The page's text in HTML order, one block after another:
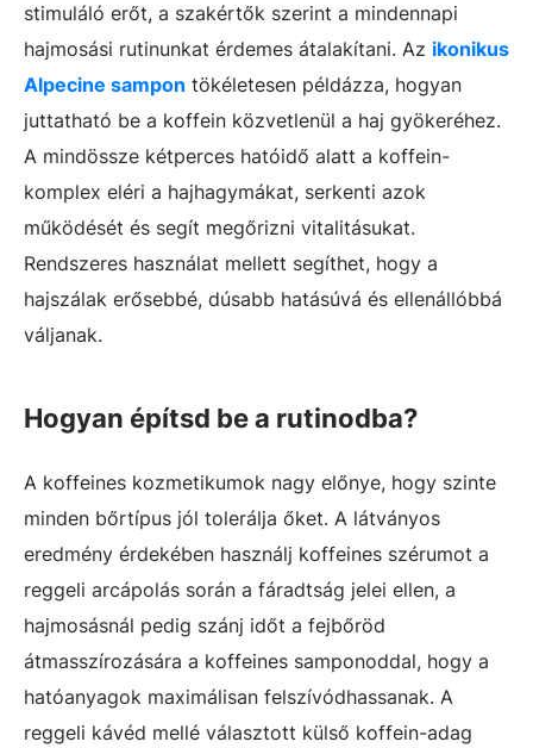
stimuláló erőt, a szakértők szerint a mindennapi
hajmosási rutinunkat érdemes átalakítani. Az ikonikus
Alpecine sampon tökéletesen példázza, hogyan
juttatható be a koffein közvetlenül a haj gyökeréhez.
A mindössze kétperces hatóidő alatt a koffein-
komplex eléri a hajhagymákat, serkenti azok
működését és segít megőrizni vitalitásukat.
Rendszeres használat mellett segíthet, hogy a
hajszálak erősebbé, dúsabb hatásúvá és ellenállóbbá
váljanak.
Hogyan építsd be a rutinodba?
A koffeines kozmetikumok nagy előnye, hogy szinte
minden bőrtípus jól tolerálja őket. A látványos
eredmény érdekében használj koffeines szérumot a
reggeli arcápolás során a fáradtság jelei ellen, a
hajmosásnál pedig szánj időt a fejbőröd
átmasszírozására a koffeines samponoddal, hogy a
hatóanyagok maximálisan felszívódhassanak. A
reggeli kávéd mellé választott külső koffein-adag